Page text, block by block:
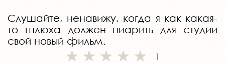
Слушайте, ненавижу, когда я как какая-
то шлюха должен пиарить для студии
свой новый фильм.
1